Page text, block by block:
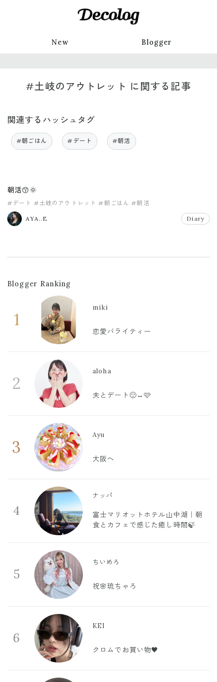
New Blogger
#土岐のアウトレット に関する記事
関連するハッシュタグ
#朝ごはん #デート #朝活
朝活😙🌞
#デート #土岐のアウトレット #朝ごはん #朝活
AYA..E Diary
Blogger Ranking
1
miki
恋愛バライティー
2
aloha
夫とデート🙂‍↔️🩷
3
Ayu
大阪へ
4
ナッパ
富士マリオットホテル山中湖｜朝
食とカフェで感じた癒し時間🍃
5
ちいめろ
祝🌸琉ちゃろ
6
KEI
クロムでお買い物🖤